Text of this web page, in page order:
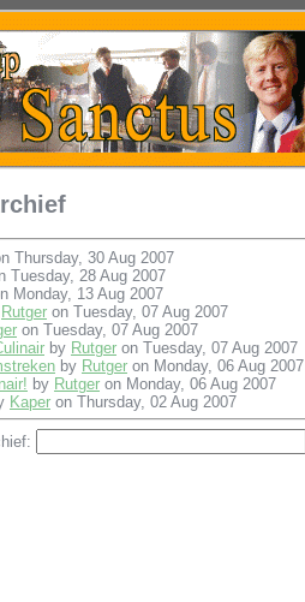
Thursday, 30 Aug 2007
Tuesday, 28 Aug 2007
Monday, 13 Aug 2007
Rutger on Tuesday, 07 Aug 2007
on Tuesday, 07 Aug 2007
by Rutger on Tuesday, 07 Aug 2007
by Rutger on Monday, 06 Aug 2007
by Rutger on Monday, 06 Aug 2007
Kaper on Thursday, 02 Aug 2007